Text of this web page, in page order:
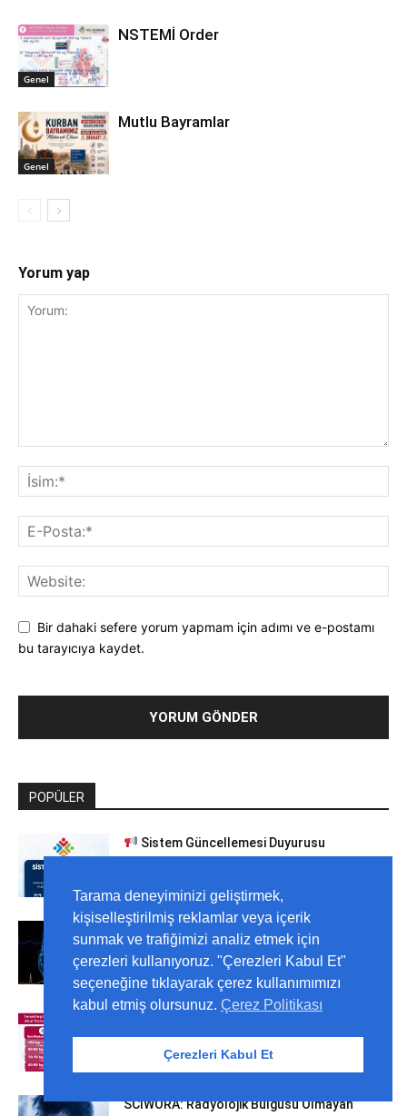
Genel
NSTEMİ Order
Genel
Mutlu Bayramlar
Yorum yap
Bir dahaki sefere yorum yapmam için adımı ve e-postamı
bu tarayıcıya kaydet.
POPÜLER
Sistem Güncellemesi Duyurusu
Prematür Ventriküler Kompleks (PVC)
4 Ağustos 2026
Tenekteplaz Uygulama
2 Ağustos 2026
SCIWORA: Radyolojik Bulgusu Olmayan
Tarama deneyiminizi geliştirmek,
kişiselleştirilmiş reklamlar veya içerik
sunmak ve trafiğimizi analiz etmek için
çerezleri kullanıyoruz. "Çerezleri Kabul Et"
seçeneğine tıklayarak çerez kullanımımızı
kabul etmiş olursunuz. Çerez Politikası
Çerezleri Kabul Et